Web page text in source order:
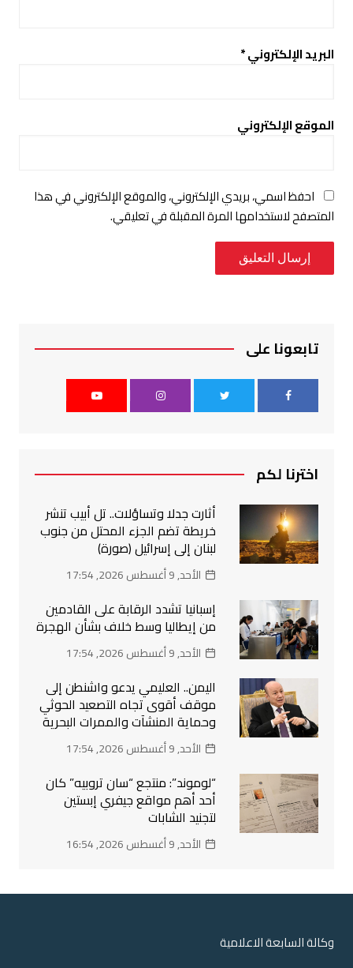
البريد الإلكتروني*
الموقع الإلكتروني
احفظ اسمي، بريدي الإلكتروني، والموقع الإلكتروني في هذا
المتصفح لاستخدامها المرة المقبلة في تعليقي.
تابعونا على
اخترنا لكم
أثارت جدلا وتساؤلات.. تل أبيب تنشر
خريطة تضم الجزء المحتل من جنوب
لبنان إلى إسرائيل (صورة)
الأحد, 9 أغسطس 2026, 17:54
إسبانيا تشدد الرقابة على القادمين
من إيطاليا وسط خلاف بشأن الهجرة
الأحد, 9 أغسطس 2026, 17:54
اليمن.. العليمي يدعو واشنطن إلى
موقف أقوى تجاه التصعيد الحوثي
وحماية المنشآت والممرات البحرية
الأحد, 9 أغسطس 2026, 17:54
“لوموند”: منتجع “سان تروبيه” كان
أحد أهم مواقع جيفري إبستين
لتجنيد الشابات
الأحد, 9 أغسطس 2026, 16:54
وكالة السابعة الاعلامية